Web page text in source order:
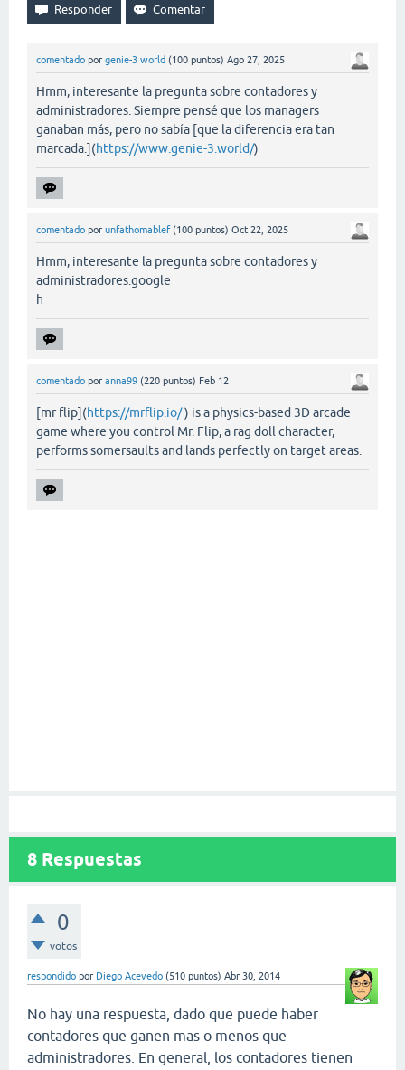
comentado por genie-3 world (100 puntos) Ago 27, 2025
Hmm, interesante la pregunta sobre contadores y
administradores. Siempre pensé que los managers
ganaban más, pero no sabía [que la diferencia era tan
marcada.](https://www.genie-3.world/)
comentado por unfathomablef (100 puntos) Oct 22, 2025
Hmm, interesante la pregunta sobre contadores y
administradores.google
h
comentado por anna99 (220 puntos) Feb 12
[mr flip](https://mrflip.io/) is a physics-based 3D arcade
game where you control Mr. Flip, a rag doll character,
performs somersaults and lands perfectly on target areas.
8 Respuestas
0
votos
respondido por Diego Acevedo (510 puntos) Abr 30, 2014
No hay una respuesta, dado que puede haber
contadores que ganen mas o menos que
administradores. En general, los contadores tienen